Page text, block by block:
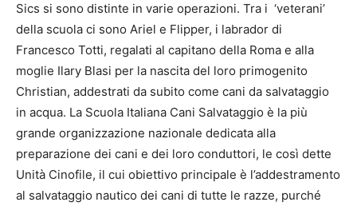
Sics si sono distinte in varie operazioni. Tra i ‘veterani’
della scuola ci sono Ariel e Flipper, i labrador di
Francesco Totti, regalati al capitano della Roma e alla
moglie Ilary Blasi per la nascita del loro primogenito
Christian, addestrati da subito come cani da salvataggio
in acqua. La Scuola Italiana Cani Salvataggio è la più
grande organizzazione nazionale dedicata alla
preparazione dei cani e dei loro conduttori, le così dette
Unità Cinofile, il cui obiettivo principale è l’addestramento
al salvataggio nautico dei cani di tutte le razze, purché